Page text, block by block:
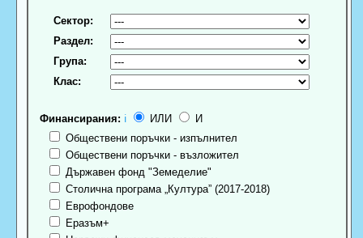
Сектор:
Раздел:
Група:
Клас:
Финансирания: ℹ ИЛИ
И
Обществени поръчки - изпълнител
Обществени поръчки - възложител
Държавен фонд "Земеделие"
Столична програма „Култура” (2017-2018)
Еврофондове
Еразъм+